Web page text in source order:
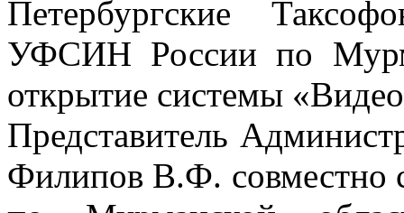
Петербургские
УФСИН России по
открытие системы
Представитель
Филипов В.Ф. совместно